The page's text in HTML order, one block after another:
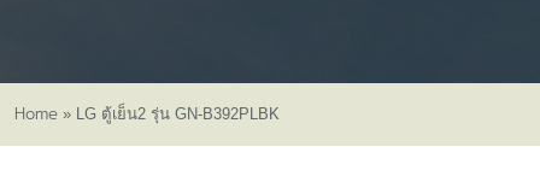
Home » LG ตู้เย็น2 รุ่น GN-B392PLBK